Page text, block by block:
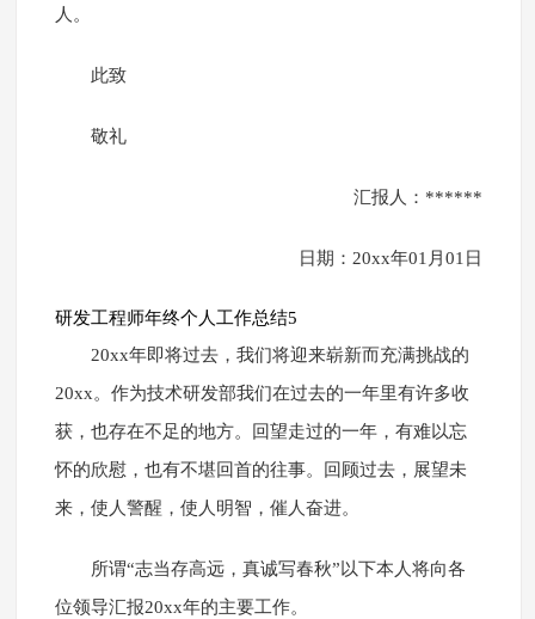
人。
此致
敬礼
汇报人：******
日期：20xx年01月01日
研发工程师年终个人工作总结5
20xx年即将过去，我们将迎来崭新而充满挑战的
20xx。作为技术研发部我们在过去的一年里有许多收
获，也存在不足的地方。回望走过的一年，有难以忘
怀的欣慰，也有不堪回首的往事。回顾过去，展望未
来，使人警醒，使人明智，催人奋进。
所谓“志当存高远，真诚写春秋”以下本人将向各
位领导汇报20xx年的主要工作。